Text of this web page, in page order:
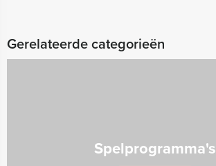
Gerelateerde categorieën
Spelprogramma's